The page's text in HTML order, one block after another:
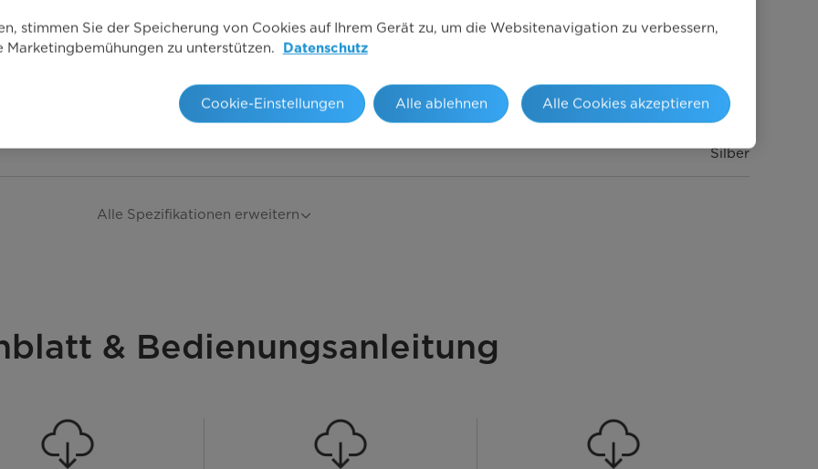
Inox
Silber
Alle Spezifikationen erweitern
& Bedienungsanleitung
stimmen Sie der Speicherung von Cookies auf Ihrem Gerät zu, um die Websitenavigation zu verbessern,
zu unterstützen.
Datenschutz
Alle ablehnen Alle Cookies akzeptieren
Cookie-Einstellungen